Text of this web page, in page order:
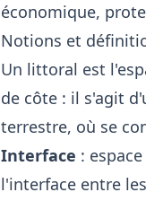
économique,
Notions et
Un littoral est
de côte : il s'agit
terrestre, où se
Interface :
l'interface entre